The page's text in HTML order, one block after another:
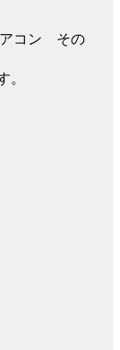
コン その
。